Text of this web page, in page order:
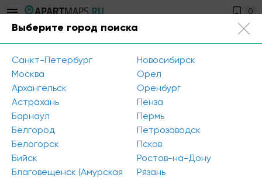
0
Открыть фильтр
Тип предложения: Аренда Сбросить все
К сожалению, мы ничего не нашли по вашему
запросу. Попробуйте изменить параметры поиска
Выберите город поиска
Санкт-Петербург
Москва
Архангельск
Астрахань
Барнаул
Белгород
Белогорск
Бийск
Благовещенск (Амурская
Новосибирск
Орел
Оренбург
Пенза
Пермь
Петрозаводск
Псков
Ростов-на-Дону
Рязань